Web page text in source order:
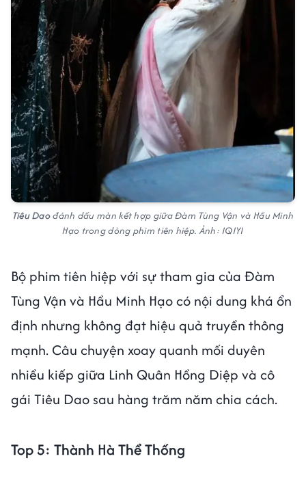
Tiêu Daođánh dấu màn kết hợp giữa Đàm Tùng Vận và Hầu Minh
Hạo trong dòng phim tiên hiệp. Ảnh: IQIYI
Bộ phim tiên hiệp với sự tham gia của Đàm
Tùng Vận và Hầu Minh Hạo có nội dung khá ổn
định nhưng không đạt hiệu quả truyền thông
mạnh. Câu chuyện xoay quanh mối duyên
nhiều kiếp giữa Linh Quân Hồng Diệp và cô
gái Tiêu Dao sau hàng trăm năm chia cách.
Top 5: Thành Hà Thể Thống